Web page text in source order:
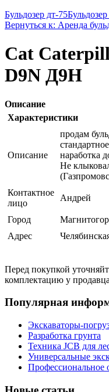
Бульдозер дт-75
Вернуться к: Аренда
Cat
D9N Д9Н
Описание
Характеристики
Описание
продам
наработка
Не
Контактное
лицо
Андрей
Город
Адрес
Перед покупкой
комплектацию у продавца
Популярная
Экскаваторы-
Разработка грунта
Техника JCB для
Универсальные
Профессиональное